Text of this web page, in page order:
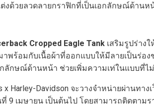
งด้วยลวดลายกราฟิกที่เป็นเอกลักษณ์ด้านห
Cropped Eagle Tank เสริมรูปร่าง
าพร้อมกับเนื้อผ้าที่ออกแบบให้มีลายเป็นร่อ
กลักษณ์ด้านหน้า ช่วยเพิ่มความเท่ในแบบที่ไ
x Harley-Davidson จะวางจำหน่ายผ่านทาง
9 เมษายน เป็นต้นไป โดยสามารถติดตาม